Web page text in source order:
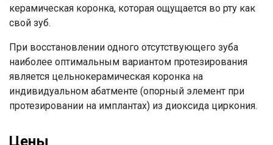
керамическая коронка, которая ощущается во рту как
свой зуб.
При восстановлении одного отсутствующего зуба
наиболее оптимальным вариантом протезирования
является цельнокерамическая коронка на
индивидуальном абатменте (опорный элемент при
протезировании на имплантах) из диоксида циркония.
Цены